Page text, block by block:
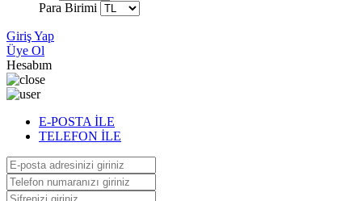
Para Birimi
Giriş Yap
Üye Ol
Hesabım
E-POSTA İLE
TELEFON İLE